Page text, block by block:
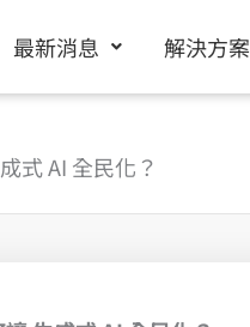
最新消息 解決方案
式 AI 全民化？